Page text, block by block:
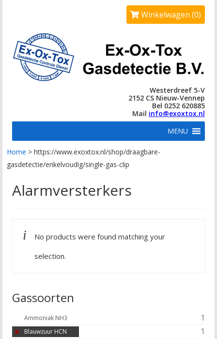
Winkelwagen (0)
Westerdreef 5-V
2152 CS Nieuw-Vennep
Bel 0252 620885
Mail info@exoxtox.nl
MENU
Home > https://www.exoxtox.nl/shop/draagbare-
gasdetectie/enkelvoudig/single-gas-clip
Alarmversterkers
No products were found matching your
selection.
Gassoorten
Ammoniak NH3 1
Blauwzuur HCN 1